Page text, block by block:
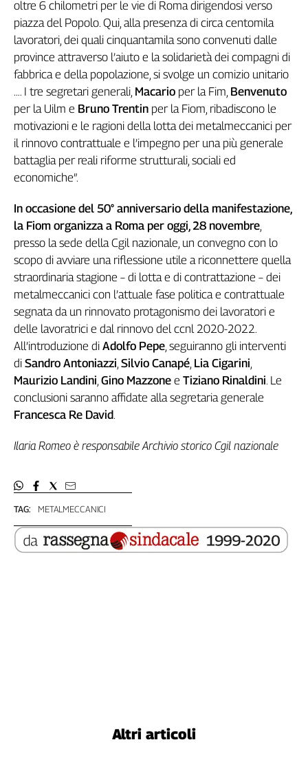
TAG: METALMECCANICI
oltre 6 chilometri per le vie di Roma dirigendosi verso
piazza del Popolo. Qui, alla presenza di circa centomila
lavoratori, dei quali cinquantamila sono convenuti dalle
province attraverso l’aiuto e la solidarietà dei compagni di
fabbrica e della popolazione, si svolge un comizio unitario
…. I tre segretari generali, Macario per la Fim, Benvenuto
per la Uilm e Bruno Trentin per la Fiom, ribadiscono le
motivazioni e le ragioni della lotta dei metalmeccanici per
il rinnovo contrattuale e l’impegno per una più generale
battaglia per reali riforme strutturali, sociali ed
economiche”.
In occasione del 50° anniversario della manifestazione,
la Fiom organizza a Roma per oggi, 28 novembre,
presso la sede della Cgil nazionale, un convegno con lo
scopo di avviare una riflessione utile a riconnettere quella
straordinaria stagione – di lotta e di contrattazione – dei
metalmeccanici con l’attuale fase politica e contrattuale
segnata da un rinnovato protagonismo dei lavoratori e
delle lavoratrici e dal rinnovo del ccnl 2020-2022.
All’introduzione di Adolfo Pepe, seguiranno gli interventi
di Sandro Antoniazzi, Silvio Canapé, Lia Cigarini,
Maurizio Landini, Gino Mazzone e Tiziano Rinaldini. Le
conclusioni saranno affidate alla segretaria generale
Francesca Re David.
Ilaria Romeo è responsabile Archivio storico Cgil nazionale
Altri articoli